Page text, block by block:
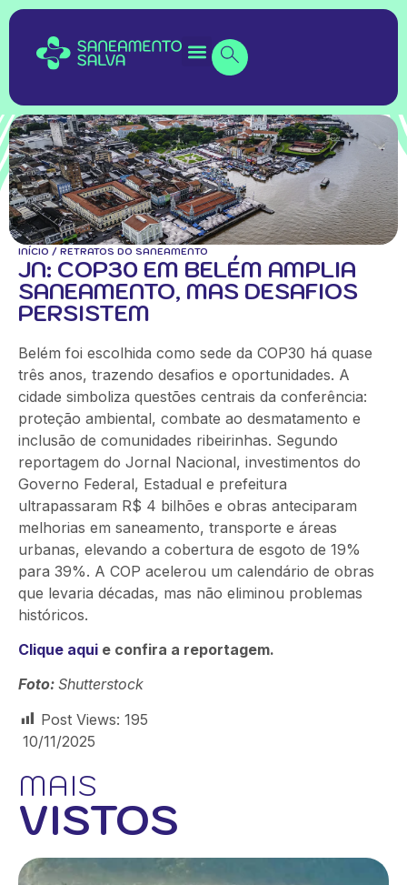
INÍCIO / RETRATOS DO SANEAMENTO
JN: COP30 EM BELÉM AMPLIA
SANEAMENTO, MAS DESAFIOS
PERSISTEM
Belém foi escolhida como sede da COP30 há quase
três anos, trazendo desafios e oportunidades. A
cidade simboliza questões centrais da conferência:
proteção ambiental, combate ao desmatamento e
inclusão de comunidades ribeirinhas. Segundo
reportagem do Jornal Nacional, investimentos do
Governo Federal, Estadual e prefeitura
ultrapassaram R$ 4 bilhões e obras anteciparam
melhorias em saneamento, transporte e áreas
urbanas, elevando a cobertura de esgoto de 19%
para 39%. A COP acelerou um calendário de obras
que levaria décadas, mas não eliminou problemas
históricos.
Clique aqui e confira a reportagem.
Foto: Shutterstock
Post Views: 195
10/11/2025
MAIS
VISTOS